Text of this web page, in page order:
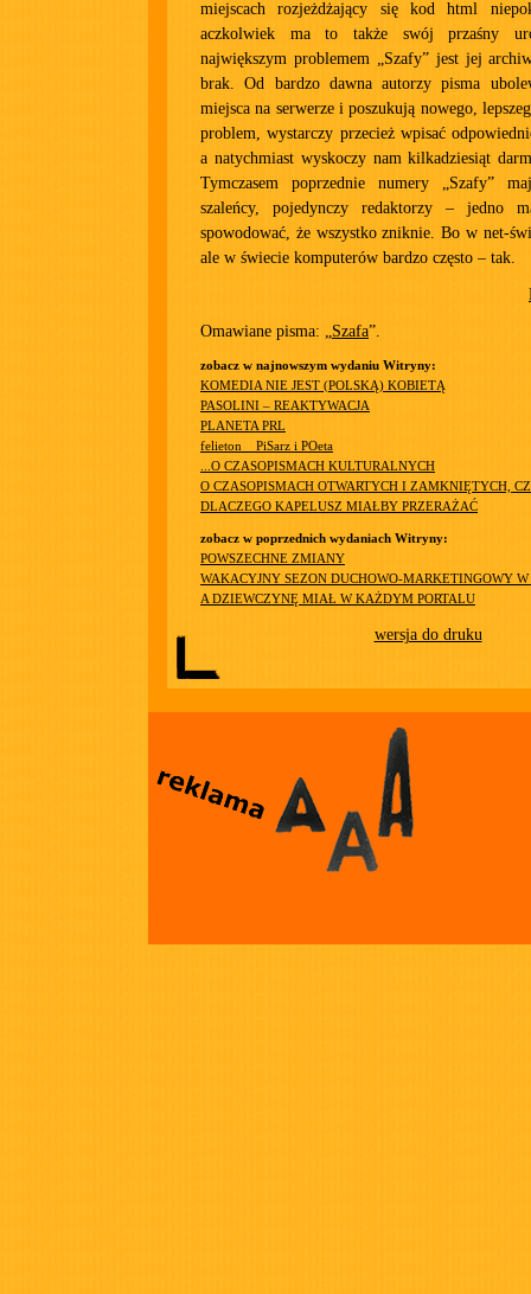
miejscach rozjeżdżający się kod html
aczkolwiek ma to także swój przaśny
największym problemem „Szafy” jest jej
brak. Od bardzo dawna autorzy pisma
miejsca na serwerze i poszukują nowego,
problem, wystarczy przecież wpisać
a natychmiast wyskoczy nam kilkadziesiąt
Tymczasem poprzednie numery „Szafy”
szaleńcy, pojedynczy redaktorzy – jedno
spowodować, że wszystko zniknie. Bo w net-
ale w świecie komputerów bardzo często – tak.
Omawiane pisma: „Szafa”.
zobacz w najnowszym wydaniu Witryny:
KOMEDIA NIE JEST (POLSKĄ) KOBIETĄ
PASOLINI – REAKTYWACJA
PLANETA PRL
felieton__PiSarz i POeta
...O CZASOPISMACH KULTURALNYCH
O CZASOPISMACH OTWARTYCH I ZAMKNIĘTYCH,
DLACZEGO KAPELUSZ MIAŁBY PRZERAŻAĆ
zobacz w poprzednich wydaniach Witryny:
POWSZECHNE ZMIANY
WAKACYJNY SEZON DUCHOWO-MARKETINGOWY
A DZIEWCZYNĘ MIAŁ W KAŻDYM PORTALU
wersja do druku